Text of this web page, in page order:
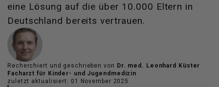
eine Lösung auf die über 10.000 Eltern in
Deutschland bereits vertrauen.
Recherchiert und geschrieben von Dr. med. Leonhard Küster
Facharzt für Kinder- und Jugendmedizin
zuletzt aktualisiert: 01 November 2025